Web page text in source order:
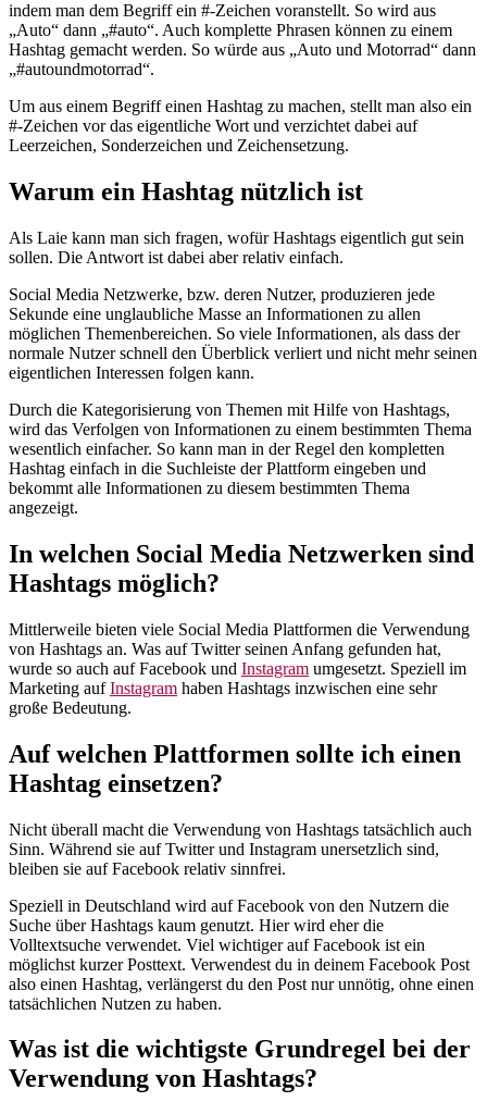
indem man dem Begriff ein #-Zeichen voranstellt. So wird aus
„Auto“ dann „#auto“. Auch komplette Phrasen können zu einem
Hashtag gemacht werden. So würde aus „Auto und Motorrad“ dann
„#autoundmotorrad“.
Um aus einem Begriff einen Hashtag zu machen, stellt man also ein
#-Zeichen vor das eigentliche Wort und verzichtet dabei auf
Leerzeichen, Sonderzeichen und Zeichensetzung.
Warum ein Hashtag nützlich ist
Als Laie kann man sich fragen, wofür Hashtags eigentlich gut sein
sollen. Die Antwort ist dabei aber relativ einfach.
Social Media Netzwerke, bzw. deren Nutzer, produzieren jede
Sekunde eine unglaubliche Masse an Informationen zu allen
möglichen Themenbereichen. So viele Informationen, als dass der
normale Nutzer schnell den Überblick verliert und nicht mehr seinen
eigentlichen Interessen folgen kann.
Durch die Kategorisierung von Themen mit Hilfe von Hashtags,
wird das Verfolgen von Informationen zu einem bestimmten Thema
wesentlich einfacher. So kann man in der Regel den kompletten
Hashtag einfach in die Suchleiste der Plattform eingeben und
bekommt alle Informationen zu diesem bestimmten Thema
angezeigt.
In welchen Social Media Netzwerken sind
Hashtags möglich?
Mittlerweile bieten viele Social Media Plattformen die Verwendung
von Hashtags an. Was auf Twitter seinen Anfang gefunden hat,
wurde so auch auf Facebook und Instagram umgesetzt. Speziell im
Marketing aufInstagram haben Hashtags inzwischen eine sehr
große Bedeutung.
Auf welchen Plattformen sollte ich einen
Hashtag einsetzen?
Nicht überall macht die Verwendung von Hashtags tatsächlich auch
Sinn. Während sie auf Twitter und Instagram unersetzlich sind,
bleiben sie auf Facebook relativ sinnfrei.
Speziell in Deutschland wird auf Facebook von den Nutzern die
Suche über Hashtags kaum genutzt. Hier wird eher die
Volltextsuche verwendet. Viel wichtiger auf Facebook ist ein
möglichst kurzer Posttext. Verwendest du in deinem Facebook Post
also einen Hashtag, verlängerst du den Post nur unnötig, ohne einen
tatsächlichen Nutzen zu haben.
Was ist die wichtigste Grundregel bei der
Verwendung von Hashtags?